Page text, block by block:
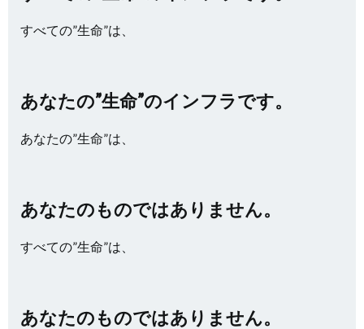
すべての”生命”は、
あなたの”生命”のインフラです。
あなたの”生命”は、
あなたのものではありません。
すべての”生命”は、
あなたのものではありません。